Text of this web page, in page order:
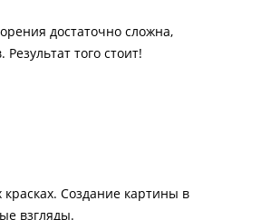
достаточно сложна,
того стоит!
Создание картины в
взгляды.